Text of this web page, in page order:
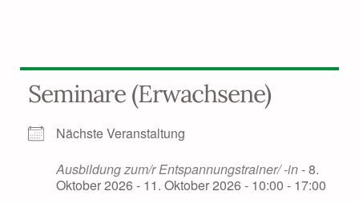
Seminare (Erwachsene)
Nächste Veranstaltung
Ausbildung zum/r Entspannungstrainer/ -in- 8.
Oktober 2026 - 11. Oktober 2026 - 10:00 - 17:00